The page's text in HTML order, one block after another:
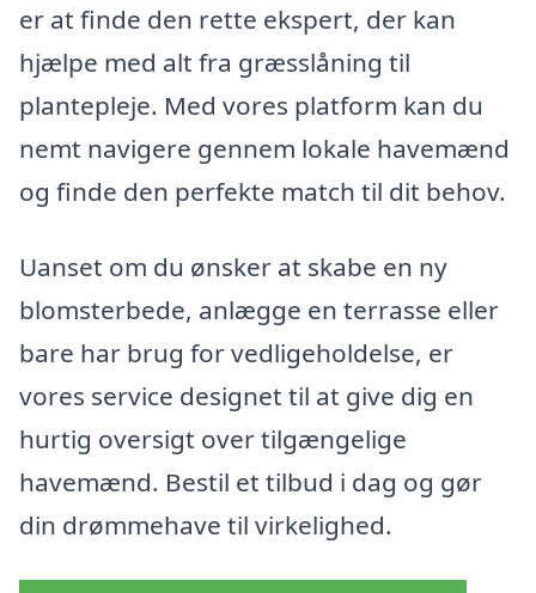
er at finde den rette ekspert, der kan
hjælpe med alt fra græsslåning til
plantepleje. Med vores platform kan du
nemt navigere gennem lokale havemænd
og finde den perfekte match til dit behov.
Uanset om du ønsker at skabe en ny
blomsterbede, anlægge en terrasse eller
bare har brug for vedligeholdelse, er
vores service designet til at give dig en
hurtig oversigt over tilgængelige
havemænd. Bestil et tilbud i dag og gør
din drømmehave til virkelighed.